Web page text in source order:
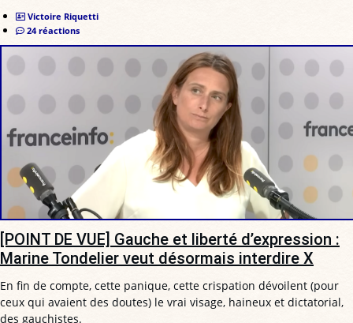
Victoire Riquetti
24 réactions
[POINT DE VUE] Gauche et liberté d’expression :
Marine Tondelier veut désormais interdire X
En fin de compte, cette panique, cette crispation dévoilent (pour
ceux qui avaient des doutes) le vrai visage, haineux et dictatorial,
des gauchistes.